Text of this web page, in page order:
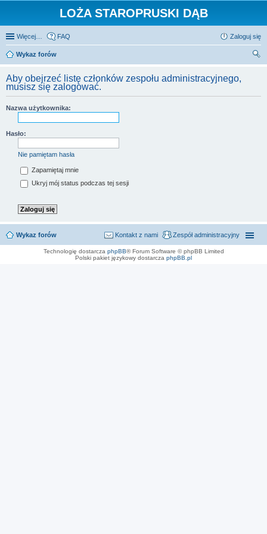
LOŻA STAROPRUSKI DĄB
Więcej… FAQ Zaloguj się
Wykaz forów
Aby obejrzeć listę członków zespołu administracyjnego,
musisz się zalogować.
Nazwa użytkownika:
Hasło:
Nie pamiętam hasła
Zapamiętaj mnie
Ukryj mój status podczas tej sesji
Wykaz forów Zespół administracyjny
Kontakt z nami
Technologię dostarcza phpBB® Forum Software © phpBB Limited
Polski pakiet językowy dostarcza phpBB.pl